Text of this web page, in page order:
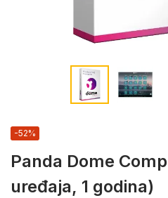
Panda Dome
uređaja, 1 godina)
-52%